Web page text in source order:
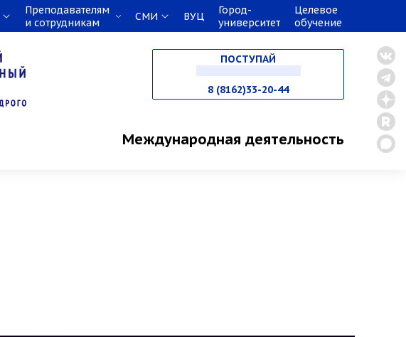
Преподавателям
и сотрудникам
СМИ ВУЦ
Город-
университет
Целевое
обучение
ПОСТУПАЙ
НА СПЕЦИАЛИТЕТ
В МАГИСТРАТУРУ
8 (8162)33-20-44
Международная деятельность